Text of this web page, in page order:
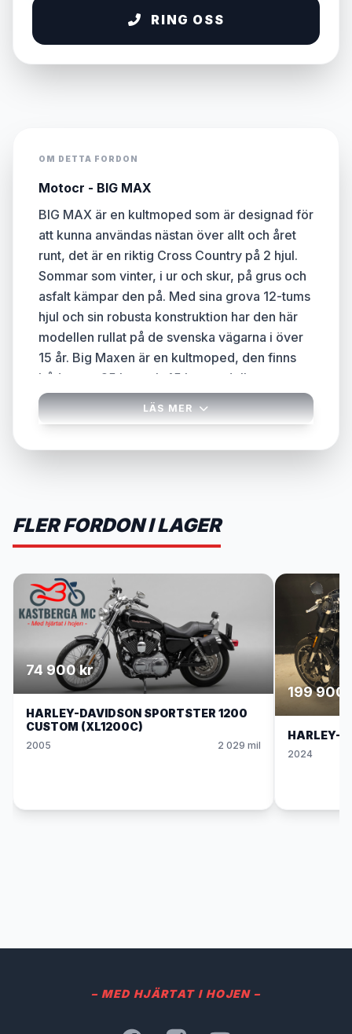
RING OSS
OM DETTA FORDON
Motocr - BIG MAX
BIG MAX är en kultmoped som är designad för
att kunna användas nästan över allt och året
runt, det är en riktig Cross Country på 2 hjul.
Sommar som vinter, i ur och skur, på grus och
asfalt kämpar den på. Med sina grova 12-tums
hjul och sin robusta konstruktion har den här
modellen rullat på de svenska vägarna i över
15 år. Big Maxen är en kultmoped, den finns
både som 25 km och 45 km modell.
LÄS MER
FLER FORDON I LAGER
74 900 kr
HARLEY-DAVIDSON SPORTSTER 1200
CUSTOM (XL1200C)
2005 2 029 mil
199 900
HARLEY-
2024
– MED HJÄRTAT I HOJEN –